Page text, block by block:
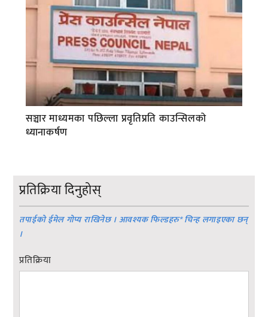
सञ्चार माध्यमका पछिल्ला प्रवृतिप्रति काउन्सिलको
ध्यानाकर्षण
प्रतिक्रिया दिनुहोस्
तपाईको ईमेल गोप्य राखिनेछ । आवश्यक फिल्डहरु*चिन्ह लगाइएका छन्
।
प्रतिक्रिया